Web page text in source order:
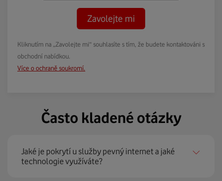
Zavolejte mi
Kliknutím na „Zavolejte mi“ souhlasíte s tím, že budete kontaktováni s
obchodní nabídkou.
Více o ochraně soukromí.
Často kladené otázky
Jaké je pokrytí u služby pevný internet a jaké
technologie využíváte?